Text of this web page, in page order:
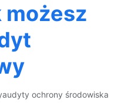
możesz
audyty ochrony środowiska